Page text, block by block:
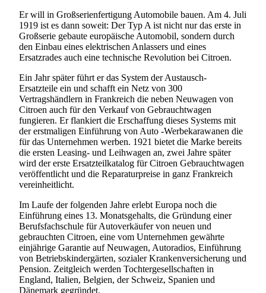
Er will in Großserienfertigung Automobile bauen. Am 4. Juli
1919 ist es dann soweit: Der Typ A ist nicht nur das erste in
Großserie gebaute europäische Automobil, sondern durch
den Einbau eines elektrischen Anlassers und eines
Ersatzrades auch eine technische Revolution bei Citroen.
Ein Jahr später führt er das System der Austausch-
Ersatzteile ein und schafft ein Netz von 300
Vertragshändlern in Frankreich die neben Neuwagen von
Citroen auch für den Verkauf von Gebrauchtwagen
fungieren. Er flankiert die Erschaffung dieses Systems mit
der erstmaligen Einführung von Auto -Werbekarawanen die
für das Unternehmen werben. 1921 bietet die Marke bereits
die ersten Leasing- und Leihwagen an, zwei Jahre später
wird der erste Ersatzteilkatalog für Citroen Gebrauchtwagen
veröffentlicht und die Reparaturpreise in ganz Frankreich
vereinheitlicht.
Im Laufe der folgenden Jahre erlebt Europa noch die
Einführung eines 13. Monatsgehalts, die Gründung einer
Berufsfachschule für Autoverkäufer von neuen und
gebrauchten Citroen, eine vom Unternehmen gewährte
einjährige Garantie auf Neuwagen, Autoradios, Einführung
von Betriebskindergärten, sozialer Krankenversicherung und
Pension. Zeitgleich werden Tochtergesellschaften in
England, Italien, Belgien, der Schweiz, Spanien und
Dänemark gegründet.